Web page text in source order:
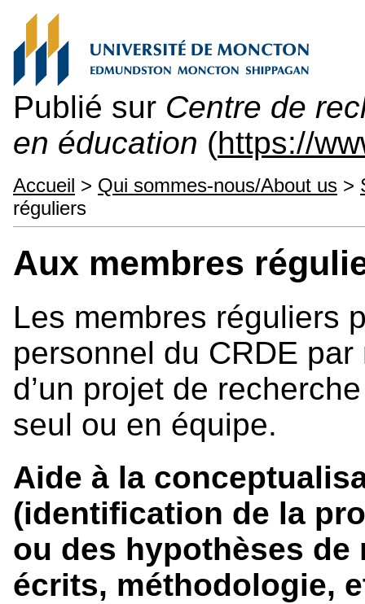
Publié sur Centre de
en éducation (https://
Accueil > Qui sommes-nous/About us >
réguliers
Aux membres
Les membres réguliers
personnel du CRDE
d’un projet de
seul ou en équipe.
Aide à la
(identification de la
ou des hypothèses
écrits, méthodologie,